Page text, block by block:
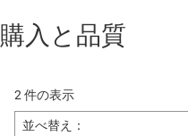
購入と品質